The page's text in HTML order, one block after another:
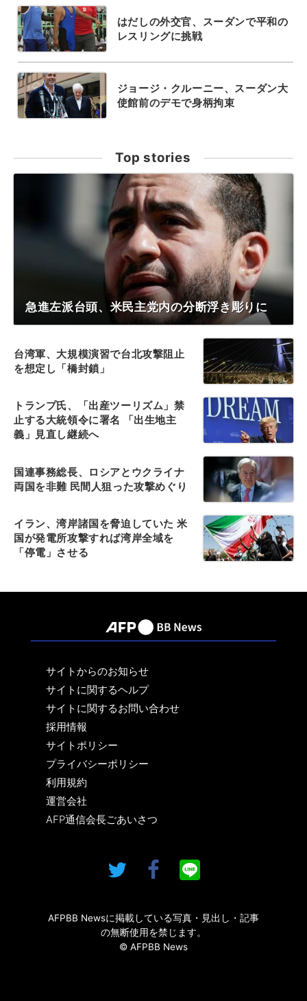
はだしの外交官、スーダンで平和の
レスリングに挑戦
ジョージ・クルーニー、スーダン大
使館前のデモで身柄拘束
Top stories
急進左派台頭、米民主党内の分断浮き彫りに
台湾軍、大規模演習で台北攻撃阻止
を想定し「橋封鎖」
トランプ氏、「出産ツーリズム」禁
止する大統領令に署名 「出生地主
義」見直し継続へ
国連事務総長、ロシアとウクライナ
両国を非難 民間人狙った攻撃めぐり
イラン、湾岸諸国を脅迫していた 米
国が発電所攻撃すれば湾岸全域を
「停電」させる
サイトからのお知らせ
サイトに関するヘルプ
サイトに関するお問い合わせ
採用情報
サイトポリシー
プライバシーポリシー
利用規約
運営会社
AFP通信会長ごあいさつ
AFPBB Newsに掲載している写真・見出し・記事
の無断使用を禁じます。
© AFPBB News